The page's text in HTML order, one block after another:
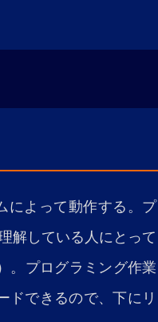
によって動作する。プ
解している人にとって
。プログラミング作業
ドできるので、下にリ